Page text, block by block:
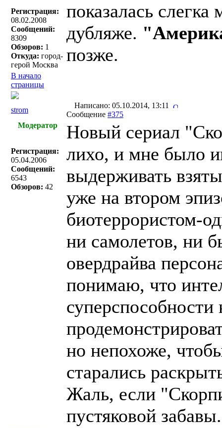
Регистрация:
08.02.2008
Сообщений:
8309
Обзоров: 1
Откуда: город-
герой Москва
показалась
дубляже.
позже.
В начало
страницы
strom
Написано: 05.10.2014, 13:11
Сообщение #375
Модератор
Регистрация:
05.04.2006
Сообщений:
6543
Обзоров: 42
Новый сериал
лихо, и мне было
выдерживать
уже на втором
биотеррористом-
ни самолетов, ни
овердрайва
понимаю, что
суперспособности
но непохоже,
старались
Жаль, если
пустяковой забавы.